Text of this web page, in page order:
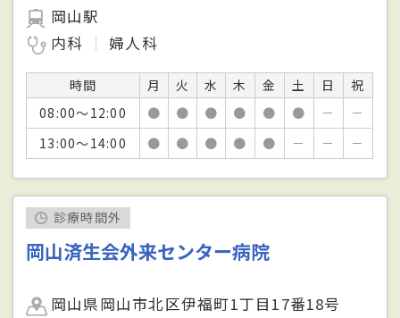
岡山駅
内科
婦人科
時間 月 火 水 木 金 土 日
祝
08:00～12:00
● ● ● ● ● ● －
－
13:00～14:00
● ● ● ● ● － － －
診療時間外
岡山済生会外来センター病院
岡山県岡山市北区伊福町1丁目17番18号